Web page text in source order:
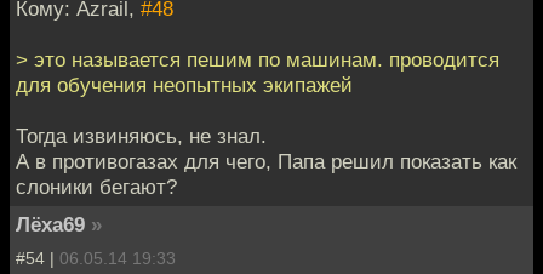
Кому: Azrail, #48
> это называется пешим по машинам. проводится
для обучения неопытных экипажей
Тогда извиняюсь, не знал.
А в противогазах для чего, Папа решил показать как
слоники бегают?
Лёха69 »
#54 | 06.05.14 19:33